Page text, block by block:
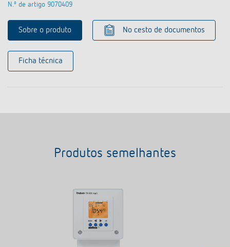
N.º de artigo 9070409
Sobre o produto No cesto de documentos
Ficha técnica
Produtos semelhantes